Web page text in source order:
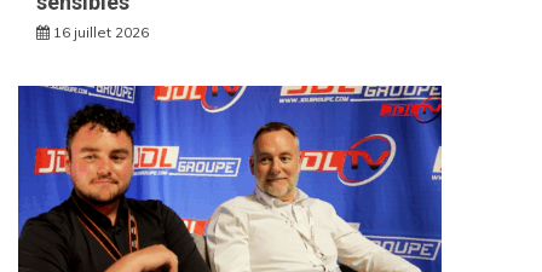
16 juillet 2026